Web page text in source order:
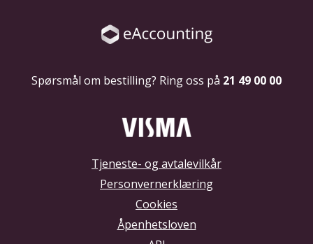
Spørsmål om bestilling? Ring oss på 21 49 00 00
Tjeneste- og avtalevilkår
Personvernerklæring
Cookies
Åpenhetsloven